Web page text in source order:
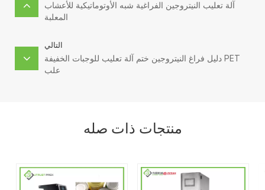
آلة تعليب النيتروجين الفراغية شبه الأوتوماتيكية للأعشاب
المعلبة
التالي
دليل فراغ النيتروجين ختم آلة تعليب للوجبات الخفيفة PET
علب
منتجات ذات صله